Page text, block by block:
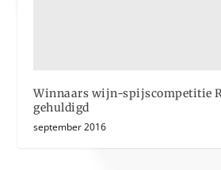
Winnaars wijn-spijscompetitie
gehuldigd
september 2016